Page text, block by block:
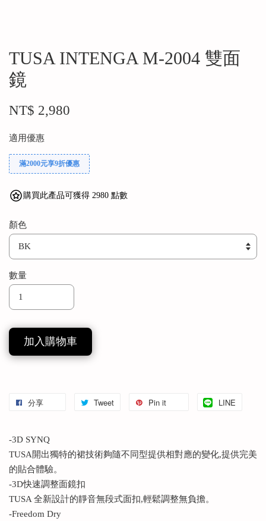
TUSA INTENGA M-2004 雙面
鏡
NT$ 2,980
適用優惠
滿2000元享9折優惠
購買此產品可獲得 2980 點數
顏色
數量
加入購物車
分享 Tweet Pin it LINE
-3D SYNQ
TUSA開出獨特的裙技術夠隨不同型提供相對應的變化,提供完美
的貼合體驗。
-3D快速調整面鏡扣
TUSA 全新設計的靜音無段式面扣,輕鬆調整無負擔。
-Freedom Dry